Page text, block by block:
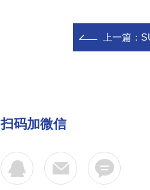
上一篇：
扫码加微信